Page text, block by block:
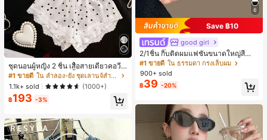
ชุดนอนผู้หญิง 2 ชิ้น เสื้อสายเดี่ยวคอวีลู
กไม้ พร้อมกางเกงขาสั้นแต่งลูกไม้ แต่ง
โบว์ที่เอว ชุดลำลองผู้หญิงนุ่มสบายน่ารั
ก สไตล์เอสเธติก
#1 ขายดี
ใน ลำลอง-ยัง ชุดเลานจ์สำหรับผู้หญิง
1.1k+ sold
(1000+)
฿193 -3%
6
Save ฿10
good girl
2/1ชิ้น กิ๊บติดผมแฟชั่นขนาดใหญ่สีน้ำ
ตาลชานมสำหรับผู้หญิง เหมาะสำหรับก
ารอาบน้ำ ล้างหน้า และจัดแต่งทรงผม
#1 ขายดี ใน ธรรมดา กรงเล็บผม
900+ sold
฿39 -20%